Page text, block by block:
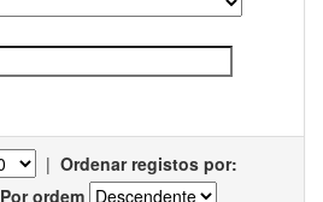
| Ordenar registos por:
Por ordem